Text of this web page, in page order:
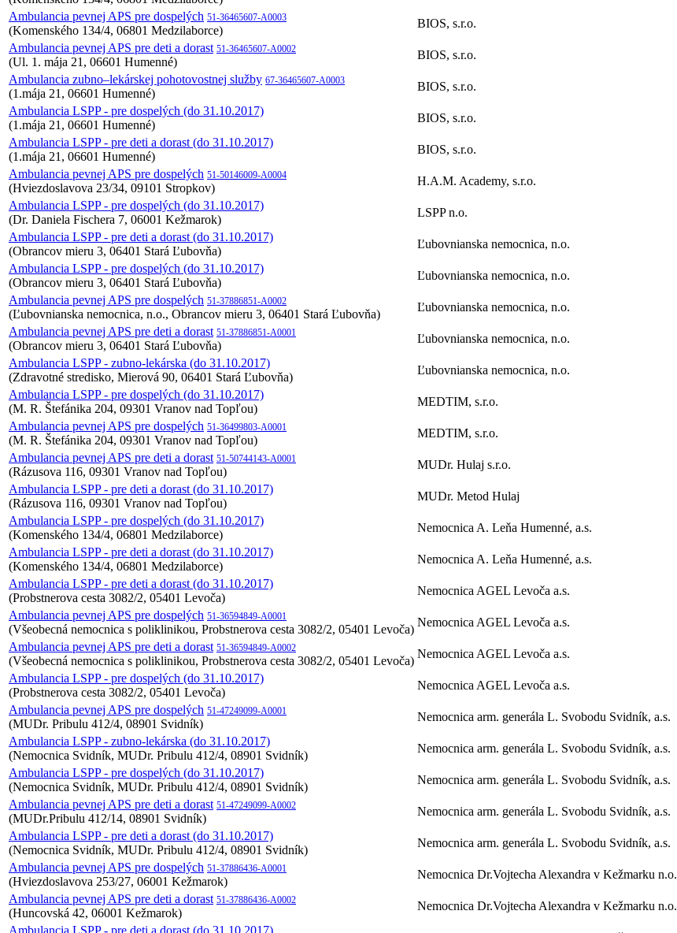
Ambulancia pevnej APS pre dospelých 51-36465607-A0003
(Komenského 134/4, 06801 Medzilaborce)
BIOS, s.r.o.
Ambulancia pevnej APS pre deti a dorast 51-36465607-A0002
(Ul. 1. mája 21, 06601 Humenné)
BIOS, s.r.o.
Ambulancia zubno–lekárskej pohotovostnej služby 67-36465607-A0003
(1.mája 21, 06601 Humenné)
BIOS, s.r.o.
Ambulancia LSPP - pre dospelých (do 31.10.2017)
(1.mája 21, 06601 Humenné)
BIOS, s.r.o.
Ambulancia LSPP - pre deti a dorast (do 31.10.2017)
(1.mája 21, 06601 Humenné)
BIOS, s.r.o.
Ambulancia pevnej APS pre dospelých 51-50146009-A0004
(Hviezdoslavova 23/34, 09101 Stropkov)
H.A.M. Academy, s.r.o.
Ambulancia LSPP - pre dospelých (do 31.10.2017)
(Dr. Daniela Fischera 7, 06001 Kežmarok)
LSPP n.o.
Ambulancia LSPP - pre deti a dorast (do 31.10.2017)
(Obrancov mieru 3, 06401 Stará Ľubovňa)
Ľubovnianska nemocnica, n.o.
Ambulancia LSPP - pre dospelých (do 31.10.2017)
(Obrancov mieru 3, 06401 Stará Ľubovňa)
Ľubovnianska nemocnica, n.o.
Ambulancia pevnej APS pre dospelých 51-37886851-A0002
(Ľubovnianska nemocnica, n.o., Obrancov mieru 3, 06401 Stará Ľubovňa)
Ľubovnianska nemocnica, n.o.
Ambulancia pevnej APS pre deti a dorast 51-37886851-A0001
(Obrancov mieru 3, 06401 Stará Ľubovňa)
Ľubovnianska nemocnica, n.o.
Ambulancia LSPP - zubno-lekárska (do 31.10.2017)
(Zdravotné stredisko, Mierová 90, 06401 Stará Ľubovňa)
Ľubovnianska nemocnica, n.o.
Ambulancia LSPP - pre dospelých (do 31.10.2017)
(M. R. Štefánika 204, 09301 Vranov nad Topľou)
MEDTIM, s.r.o.
Ambulancia pevnej APS pre dospelých 51-36499803-A0001
(M. R. Štefánika 204, 09301 Vranov nad Topľou)
MEDTIM, s.r.o.
Ambulancia pevnej APS pre deti a dorast 51-50744143-A0001
(Rázusova 116, 09301 Vranov nad Topľou)
MUDr. Hulaj s.r.o.
Ambulancia LSPP - pre deti a dorast (do 31.10.2017)
(Rázusova 116, 09301 Vranov nad Topľou)
MUDr. Metod Hulaj
Ambulancia LSPP - pre dospelých (do 31.10.2017)
(Komenského 134/4, 06801 Medzilaborce)
Nemocnica A. Leňa Humenné, a.s.
Ambulancia LSPP - pre deti a dorast (do 31.10.2017)
(Komenského 134/4, 06801 Medzilaborce)
Nemocnica A. Leňa Humenné, a.s.
Ambulancia LSPP - pre deti a dorast (do 31.10.2017)
(Probstnerova cesta 3082/2, 05401 Levoča)
Nemocnica AGEL Levoča a.s.
Ambulancia pevnej APS pre dospelých 51-36594849-A0001
(Všeobecná nemocnica s poliklinikou, Probstnerova cesta 3082/2, 05401 Levoča)
Nemocnica AGEL Levoča a.s.
Ambulancia pevnej APS pre deti a dorast 51-36594849-A0002
(Všeobecná nemocnica s poliklinikou, Probstnerova cesta 3082/2, 05401 Levoča)
Nemocnica AGEL Levoča a.s.
Ambulancia LSPP - pre dospelých (do 31.10.2017)
(Probstnerova cesta 3082/2, 05401 Levoča)
Nemocnica AGEL Levoča a.s.
Ambulancia pevnej APS pre dospelých 51-47249099-A0001
(MUDr. Pribulu 412/4, 08901 Svidník)
Nemocnica arm. generála L. Svobodu Svidník, a.s.
Ambulancia LSPP - zubno-lekárska (do 31.10.2017)
(Nemocnica Svidník, MUDr. Pribulu 412/4, 08901 Svidník)
Nemocnica arm. generála L. Svobodu Svidník, a.s.
Ambulancia LSPP - pre dospelých (do 31.10.2017)
(Nemocnica Svidník, MUDr. Pribulu 412/4, 08901 Svidník)
Nemocnica arm. generála L. Svobodu Svidník, a.s.
Ambulancia pevnej APS pre deti a dorast 51-47249099-A0002
(MUDr.Pribulu 412/14, 08901 Svidník)
Nemocnica arm. generála L. Svobodu Svidník, a.s.
Ambulancia LSPP - pre deti a dorast (do 31.10.2017)
(Nemocnica Svidník, MUDr. Pribulu 412/4, 08901 Svidník)
Nemocnica arm. generála L. Svobodu Svidník, a.s.
Ambulancia pevnej APS pre dospelých 51-37886436-A0001
(Hviezdoslavova 253/27, 06001 Kežmarok)
Nemocnica Dr.Vojtecha Alexandra v Kežmarku n.o.
Ambulancia pevnej APS pre deti a dorast 51-37886436-A0002
(Huncovská 42, 06001 Kežmarok)
Nemocnica Dr.Vojtecha Alexandra v Kežmarku n.o.
Ambulancia LSPP - pre deti a dorast (do 31.10.2017)